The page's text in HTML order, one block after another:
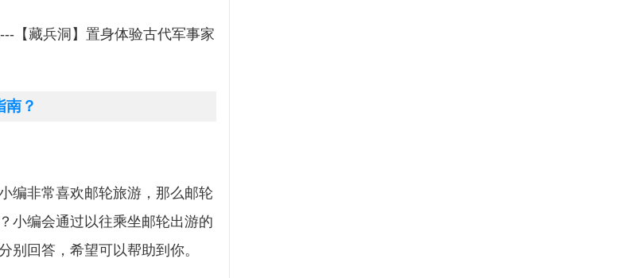
【藏兵洞】置身体验古代军事家
南？
编非常喜欢邮轮旅游，那么邮轮
小编会通过以往乘坐邮轮出游的
别回答，希望可以帮助到你。